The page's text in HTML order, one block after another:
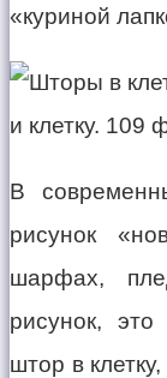
«куриной
В
рисунок
шарфах,
рисунок,
штор в